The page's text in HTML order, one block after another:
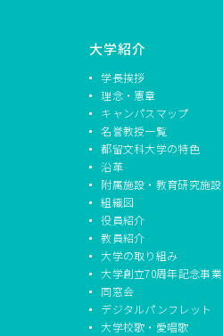
大学紹介
学長挨拶
理念・憲章
キャンパスマップ
名誉教授一覧
都留文科大学の特色
沿革
附属施設・教育研究施設
組織図
役員紹介
教員紹介
大学の取り組み
大学創立70周年記念事業
同窓会
デジタルパンフレット
大学校歌・愛唱歌